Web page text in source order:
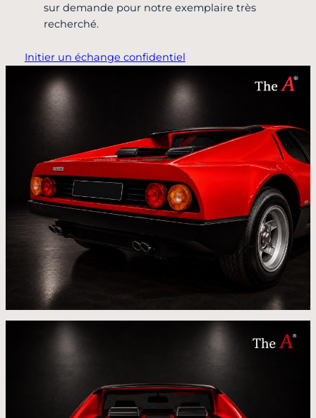
sur demande pour notre exemplaire très
recherché.
Initier un échange confidentiel